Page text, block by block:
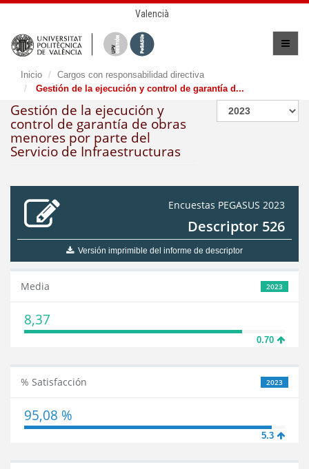
Valencià
Inicio
Cargos con responsabilidad directiva
Gestión de la ejecución y control de garantía d...
Gestión de la ejecución y
control de garantía de obras
menores por parte del
Servicio de Infraestructuras
Encuestas PEGASUS 2023
Descriptor 526
Versión imprimible del informe de descriptor
2023
Media
8,37
0.70
2023
% Satisfacción
95,08 %
5.3